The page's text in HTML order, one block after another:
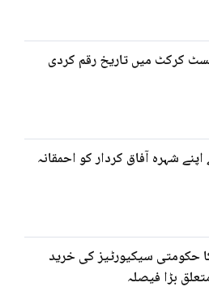
کرکٹ میں تاریخ رقم کردی
شہرہ آفاق کردار کو احمقانہ
حکومتی سیکیورٹیز کی خرید
بڑا فیصلہ